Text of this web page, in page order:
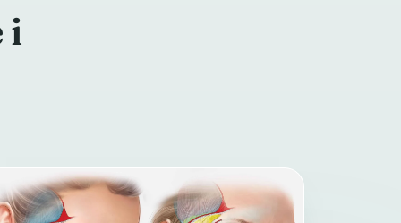
i